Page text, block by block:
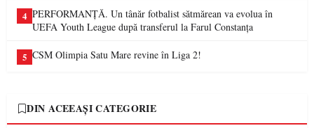
4 PERFORMANȚĂ. Un tânăr fotbalist sătmărean va evolua în
UEFA Youth League după transferul la Farul Constanța
5 CSM Olimpia Satu Mare revine în Liga 2!
DIN ACEEAȘI CATEGORIE